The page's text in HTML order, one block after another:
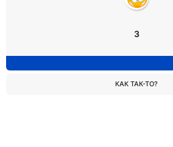
3
КАК ТАК-ТО?